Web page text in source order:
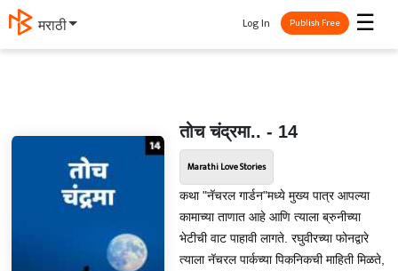
मराठी ☰
Log In Publish Free
तोच चंद्रमा.. - 14
Marathi Love Stories
कथा "नॅचरल गार्डन"मध्ये मुख्य पात्र आपल्या
कामाच्या ताणात आहे आणि त्याला ब्रुनीच्या
भेटीची वाट पाहावी लागते. रघुवीरच्या फोनद्वारे
त्याला नॅचरल पार्कच्या पिकनिकची माहिती मिळते,